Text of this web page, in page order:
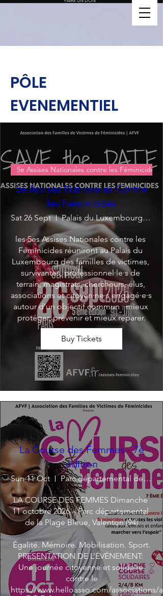
PÔLE
EVENEMENTIEL
5e Assises Nationales contre les Féminicides
5e Assises Nationales Contre
les Féminicides
Sat 26 Sept Palais du Luxembourg - SENAT
les 5es Assises Nationales contre les
Féminicides réuniront au Palais du
Luxembourg des familles de victimes,
survivantes, professionnel·le·s de
terrain, magistrats, chercheurs, élus,
associations et citoyen·ne·s engagé·e·s
autour d’un objectif commun : mieux
protéger, prévenir et mieux réparer.
Buy Tickets
La Course des Femmes - 7è
édition
Sun 11 Oct Parc départemental de la Plage-Bleue
LA COURSE DES FEMMES Dimanche
11 octobre 2026 – Parc départemental
de la Plage Bleue, Valenton (94)
Égalité. Mémoire. Mobilisation. Sport.
PRÉSENTATION DE L’ÉVÉNEMENT:
Une journée citoyenne et solidaire
contre le
https://www.helloasso.com/associations/